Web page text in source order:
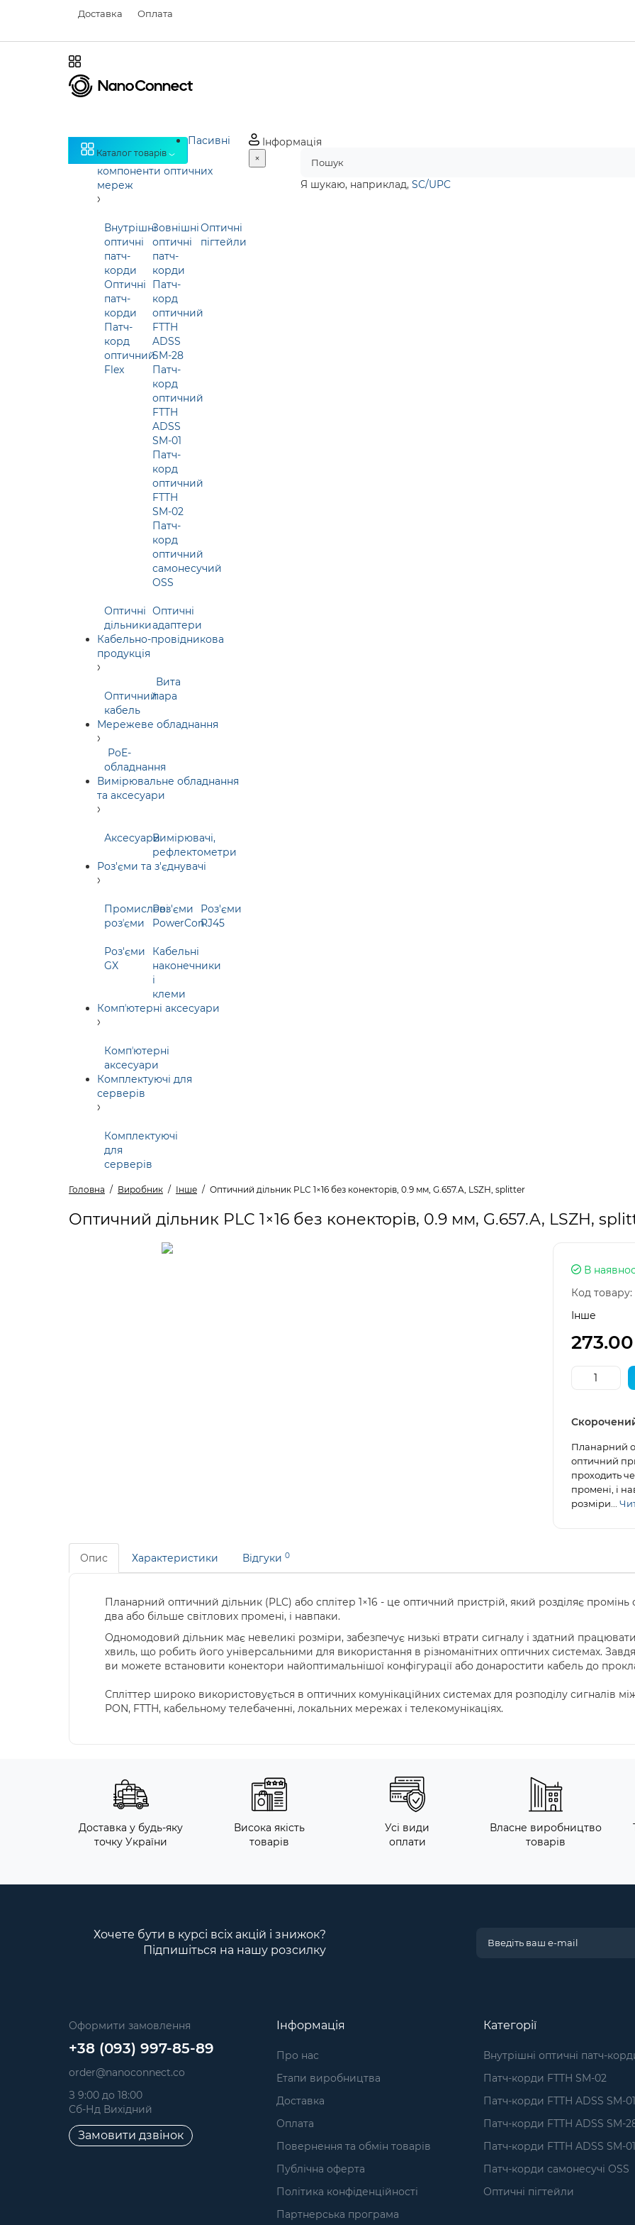
Доставка Оплата
Каталог товарів
Пасивні
компоненти оптичних
мереж
Внутрішні
оптичні
патч-
корди
Оптичні
патч-
корди
Патч-
корд
оптичний
Flex
Зовнішні
оптичні
патч-
корди
Патч-
корд
оптичний
FTTH
ADSS
SM-28
Патч-
корд
оптичний
FTTH
ADSS
SM-01
Патч-
корд
оптичний
FTTH
SM-02
Патч-
корд
оптичний
самонесучий
OSS
Оптичні
пігтейли
Оптичні
дільники
Оптичні
адаптери
Кабельно-провідникова
продукція
Оптичний
кабель
Вита
пара
Мережеве обладнання
PoE-
обладнання
Вимірювальне обладнання
та аксесуари
АксесуариВимірювачі,
рефлектометри
Роз'єми та з'єднувачі
Промислові
розʼєми
Роз'єми
PowerCon
Роз'єми
RJ45
Роз'єми
GX
Кабельні
наконечники
і
клеми
Компʼютерні аксесуари
Компʼютерні
аксесуари
Комплектуючі для
серверів
Комплектуючі
для
серверів
Інформація
×
Я шукаю, наприклад, SC/UPC
Головна Виробник Інше Оптичний дільник PLC 1×16 без конекторів, 0.9 мм, G.657.A, LSZH, splitter
Оптичний дільник PLC 1×16 без конекторів, 0.9 мм, G.657.A, LSZH,
В
Код товару:
Інше
Планарний
оптичний
проходить
промені, і
розміри...
Опис Характеристики Відгуки 0
Планарний оптичний дільник (PLC) або сплітер 1×16 - це оптичний пристрій, який розділяє
два або більше світлових промені, і навпаки.
Одномодовий дільник має невеликі розміри, забезпечує низькі втрати сигналу і здатний
хвиль, що робить його універсальними для використання в різноманітних оптичних системах.
ви можете встановити конектори найоптимальнішої конфігурації або донаростити кабель до
Спліттер широко використовується в оптичних комунікаційних системах для розподілу сигналів
PON, FTTH, кабельному телебаченні, локальних мережах і телекомунікаціях.
Доставка у будь-яку
точку України
Висока якість
товарів
Усі види
оплати
Власне виробництво
товарів
Хочете бути в курсі всіх акцій і знижок?
Підпишіться на нашу розсилку
Оформити замовлення
+38 (093) 997-85-89
order@nanoconnect.co
З 9:00 до 18:00
Сб-Нд Вихідний
Замовити дзвінок
Інформація
Про нас
Етапи виробництва
Доставка
Оплата
Повернення та обмін товарів
Публічна оферта
Політика конфіденційності
Партнерська програма
Категорії
Внутрішні оптичні патч-
Патч-корди FTTH SM-02
Патч-корди FTTH ADSS SM-01
Патч-корди FTTH ADSS SM-
Патч-корди FTTH ADSS SM-
Патч-корди самонесучі OSS
Оптичні пігтейли